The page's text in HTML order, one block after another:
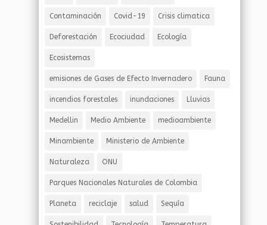
Contaminación Covid-19 Crisis climatica
Deforestación Ecociudad Ecología
Ecosistemas
emisiones de Gases de Efecto Invernadero Fauna
incendios forestales inundaciones Lluvias
Medellin Medio Ambiente medioambiente
Minambiente Ministerio de Ambiente
Naturaleza ONU
Parques Nacionales Naturales de Colombia
Planeta reciclaje salud Sequía